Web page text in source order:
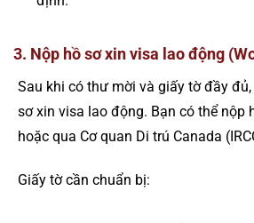
3. Nộp hồ sơ xin visa lao động
Sau khi có thư mời và giấy tờ đầy
sơ xin visa lao động. Bạn có thể nộp
hoặc qua Cơ quan Di trú Canada
Giấy tờ cần chuẩn bị: